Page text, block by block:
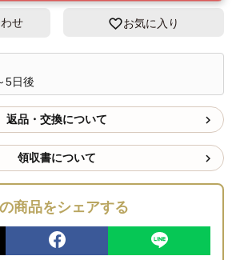
せ お気に入り
5日後
返品・交換について
領収書について
商品をシェアする